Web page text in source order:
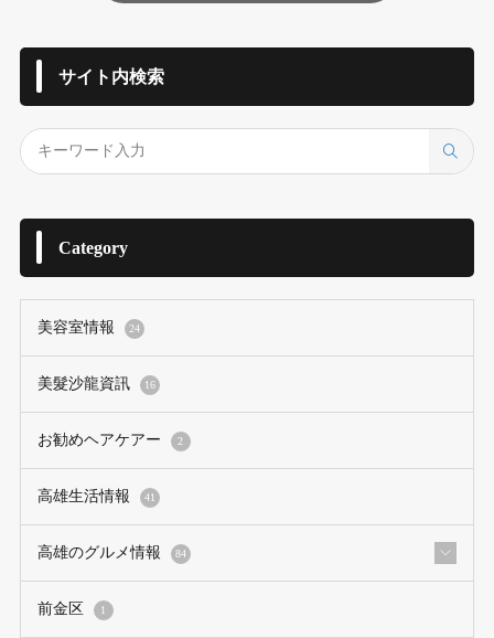
サイト内検索
Category
美容室情報 24
美髮沙龍資訊 16
お勧めヘアケアー 2
高雄生活情報 41
高雄のグルメ情報 84
前金区 1